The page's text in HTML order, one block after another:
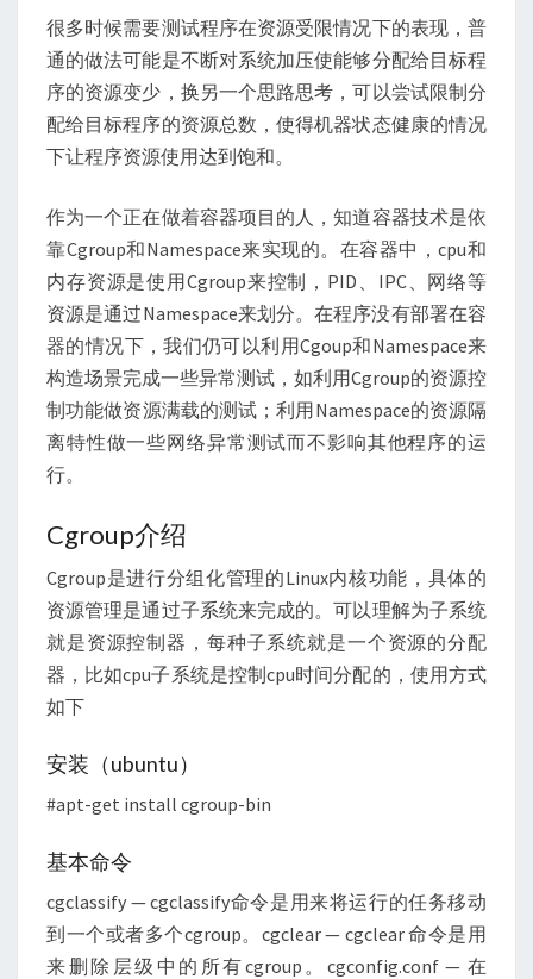
很多时候需要测试程序在资源受限情况下的表现，普
通的做法可能是不断对系统加压使能够分配给目标程
序的资源变少，换另一个思路思考，可以尝试限制分
配给目标程序的资源总数，使得机器状态健康的情况
下让程序资源使用达到饱和。
作为一个正在做着容器项目的人，知道容器技术是依
靠Cgroup和Namespace来实现的。在容器中，cpu和
内存资源是使用Cgroup来控制，PID、IPC、网络等
资源是通过Namespace来划分。在程序没有部署在容
器的情况下，我们仍可以利用Cgoup和Namespace来
构造场景完成一些异常测试，如利用Cgroup的资源控
制功能做资源满载的测试；利用Namespace的资源隔
离特性做一些网络异常测试而不影响其他程序的运
行。
Cgroup介绍
Cgroup是进行分组化管理的Linux内核功能，具体的
资源管理是通过子系统来完成的。可以理解为子系统
就是资源控制器，每种子系统就是一个资源的分配
器，比如cpu子系统是控制cpu时间分配的，使用方式
如下
安装（ubuntu）
#apt-get install cgroup-bin
基本命令
cgclassify — cgclassify命令是用来将运行的任务移动
到一个或者多个cgroup。cgclear — cgclear 命令是用
来删除层级中的所有cgroup。cgconfig.conf — 在